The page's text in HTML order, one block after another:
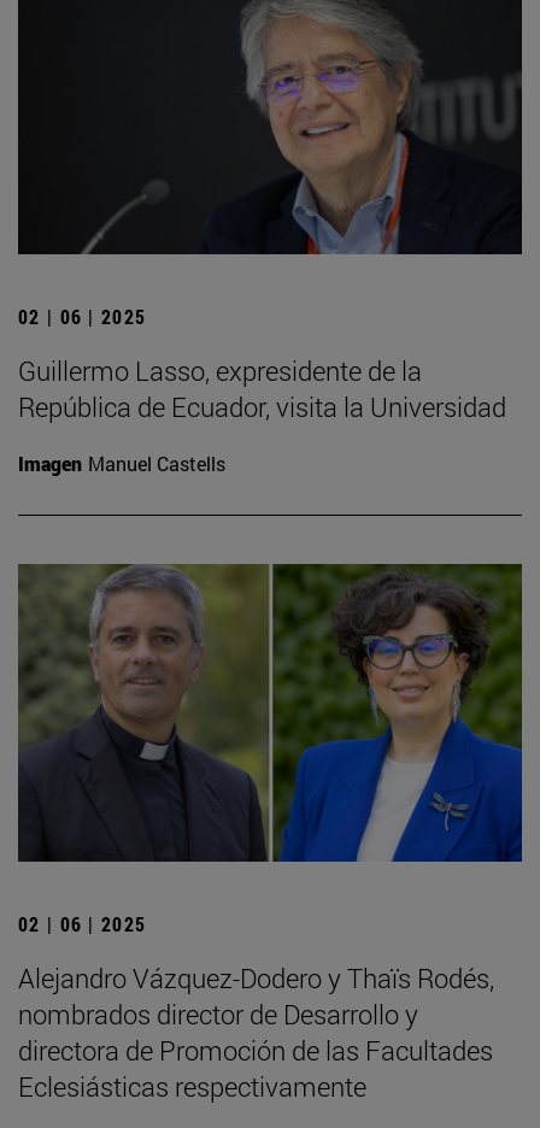
02 | 06 | 2025
Guillermo Lasso, expresidente de la
República de Ecuador, visita la Universidad
Imagen Manuel Castells
02 | 06 | 2025
Alejandro Vázquez-Dodero y Thaïs Rodés,
nombrados director de Desarrollo y
directora de Promoción de las Facultades
Eclesiásticas respectivamente